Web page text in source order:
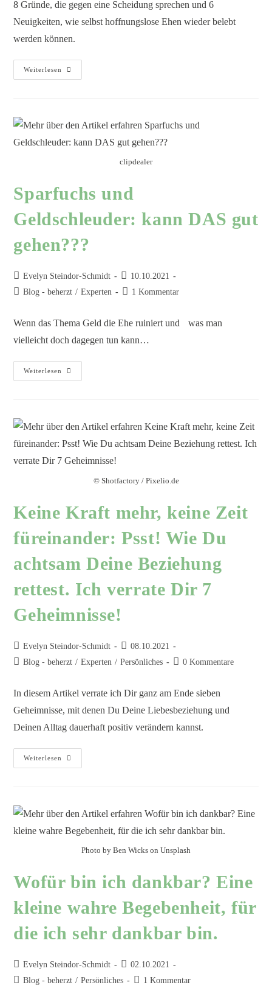
8 Gründe, die gegen eine Scheidung sprechen und 6
Neuigkeiten, wie selbst hoffnungslose Ehen wieder belebt
werden können.
Weiterlesen
clipdealer
Sparfuchs und
Geldschleuder: kann DAS gut
gehen???
Evelyn Steindor-Schmidt
10.10.2021
Blog - beherzt / Experten 1 Kommentar
Wenn das Thema Geld die Ehe ruiniert und was man
vielleicht doch dagegen tun kann…
Weiterlesen
© Shotfactory / Pixelio.de
Keine Kraft mehr, keine Zeit
füreinander: Psst! Wie Du
achtsam Deine Beziehung
rettest. Ich verrate Dir 7
Geheimnisse!
Evelyn Steindor-Schmidt
08.10.2021
Blog - beherzt / Experten / Persönliches 0 Kommentare
In diesem Artikel verrate ich Dir ganz am Ende sieben
Geheimnisse, mit denen Du Deine Liebesbeziehung und
Deinen Alltag dauerhaft positiv verändern kannst.
Weiterlesen
Photo by Ben Wicks on Unsplash
Wofür bin ich dankbar? Eine
kleine wahre Begebenheit, für
die ich sehr dankbar bin.
Evelyn Steindor-Schmidt
02.10.2021
Blog - beherzt / Persönliches 1 Kommentar